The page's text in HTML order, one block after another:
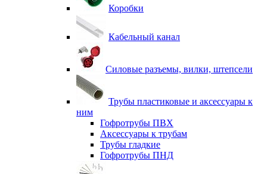
Коробки
Кабельный канал
Силовые разъемы, вилки, штепсели
Трубы пластиковые и аксессуары к
ним
Гофротрубы ПВХ
Аксессуары к трубам
Трубы гладкие
Гофротрубы ПНД